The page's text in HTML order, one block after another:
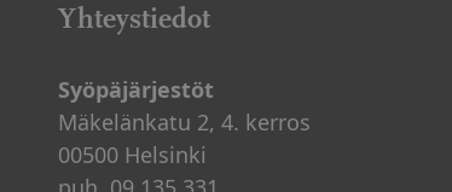
Yhteystiedot
Syöpäjärjestöt
Mäkelänkatu 2, 4. kerros
00500 Helsinki